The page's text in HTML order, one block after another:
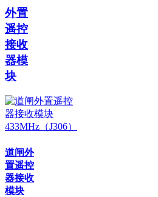
外置
遥控
接收
器模
块
道闸外
置遥控
器接收
模块